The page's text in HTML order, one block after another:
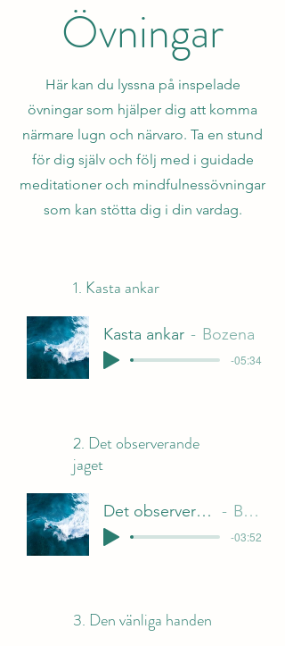
Övningar
Här kan du lyssna på inspelade
övningar som hjälper dig att komma
närmare lugn och närvaro. Ta en stund
för dig själv och följ med i guidade
meditationer och mindfulnessövningar
som kan stötta dig i din vardag.
1. Kasta ankar
Kasta ankar Bozena
-05:34
2. Det observerande
jaget
Det observerande jaget Bozena
-03:52
3. Den vänliga handen